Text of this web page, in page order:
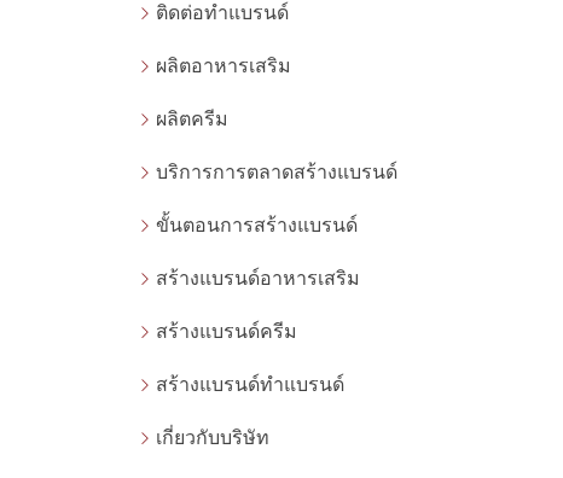
ติดต่อทำแบรนด์
ผลิตอาหารเสริม
ผลิตครีม
บริการการตลาดสร้างแบรนด์
ขั้นตอนการสร้างแบรนด์
สร้างแบรนด์อาหารเสริม
สร้างแบรนด์ครีม
สร้างแบรนด์ทำแบรนด์
เกี่ยวกับบริษัท